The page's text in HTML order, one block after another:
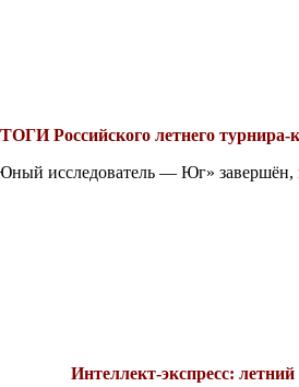
Российского летнего
исследователь — Юг» завершён,
Интеллект-экспресс: летний